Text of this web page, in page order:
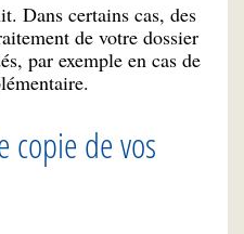
Dans certains cas, des
de votre dossier
par exemple en cas de
copie de vos